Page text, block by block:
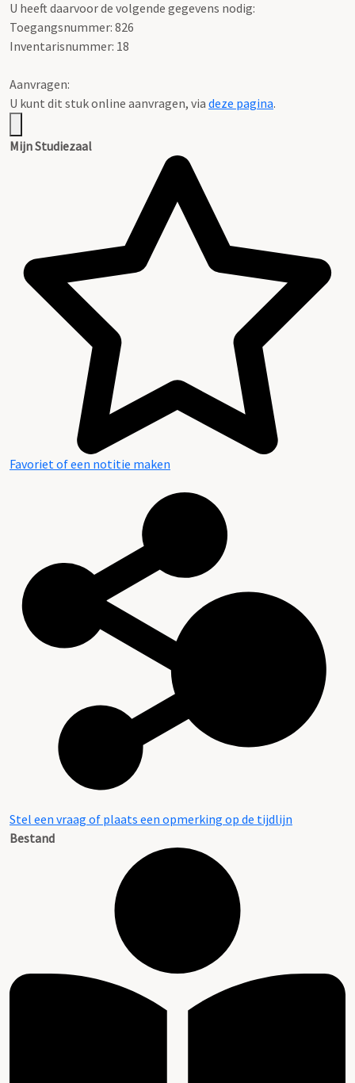
U heeft daarvoor de volgende gegevens nodig:
Toegangsnummer: 826
Inventarisnummer: 18
Aanvragen:
U kunt dit stuk online aanvragen, via deze pagina.
Mijn Studiezaal
Favoriet of een notitie maken
Stel een vraag of plaats een opmerking op de tijdlijn
Bestand